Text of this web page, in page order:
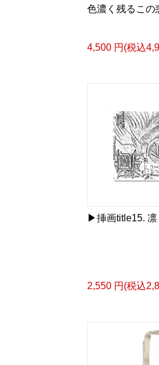
色濃く残るこの
4,500 円(税込
▶︎挿画title15. 凛
2,550 円(税込